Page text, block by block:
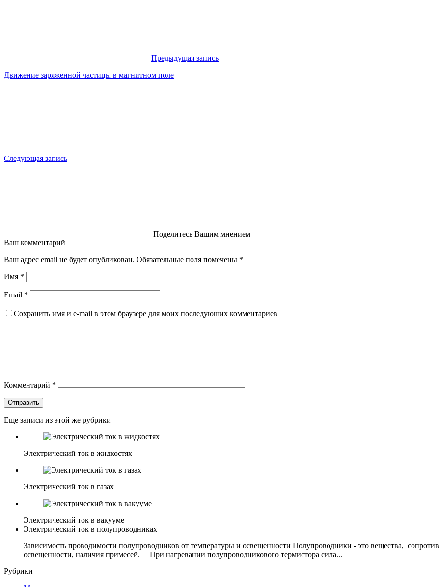
Предыдущая запись
Движение заряженной частицы в магнитном поле
Следующая запись
Поделитесь Вашим мнением
Ваш комментарий
Ваш адрес email не будет опубликован. Обязательные поля помечены *
Имя *
Email *
Сохранить имя и e-mail в этом браузере для моих последующих комментариев
Комментарий *
Отправить
Еще записи из этой же рубрики
Электрический ток в жидкостях
Электрический ток в газах
Электрический ток в вакууме
Электрический ток в полупроводниках
Зависимость проводимости полупроводников от температуры и освещенности Полупроводники - это вещества,
освещенности, наличия примесей. При нагревании полупроводникового термистора сила...
Рубрики